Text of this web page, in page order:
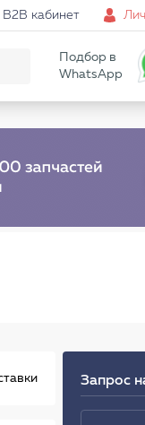
B2B кабинет
Подбор в
WhatsApp
Запрос